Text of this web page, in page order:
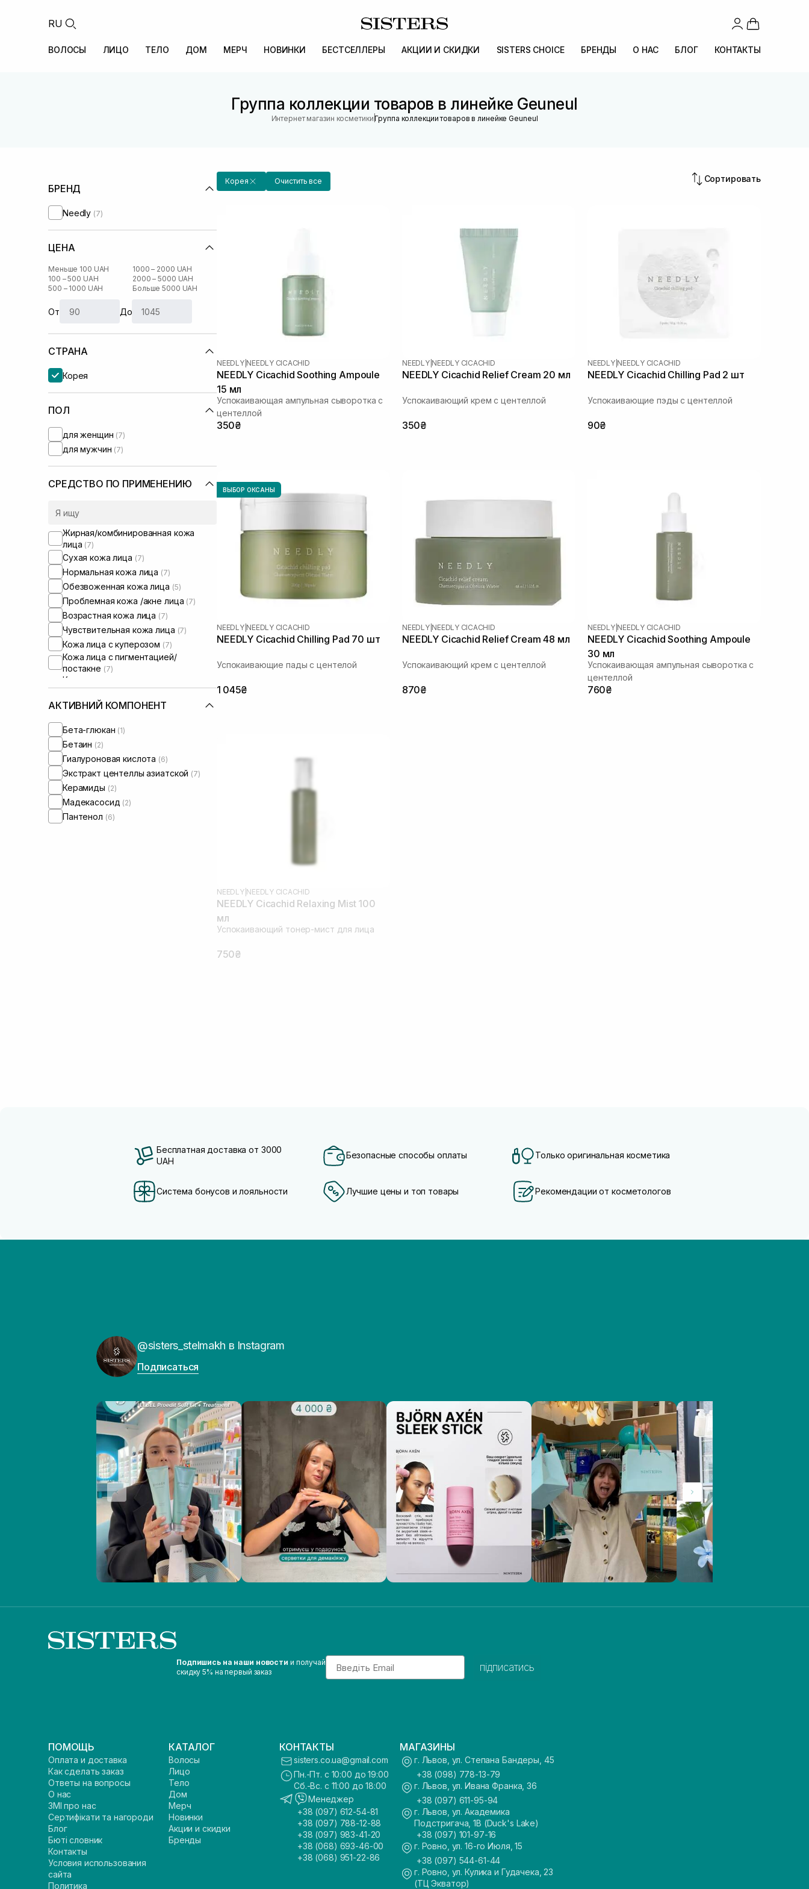
RU
ВОЛОСЫ ЛИЦО ТЕЛО ДОМ МЕРЧ НОВИНКИ БЕСТСЕЛЛЕРЫ АКЦИИ И СКИДКИ SISTERS CHOICE БРЕНДЫ О НАС БЛОГ КОНТАКТЫ
Группа коллекции товаров в линейке Geuneul
Интернет магазин косметики |Группа коллекции товаров в линейке Geuneul
БРЕНД
Needly (7)
ЦЕНА
Меньше 100 UAH
100 – 500 UAH
500 – 1000 UAH
1000 – 2000 UAH
2000 – 5000 UAH
Больше 5000 UAH
От До
СТРАНА
Корея
ПОЛ
для женщин (7)
для мужчин (7)
СРЕДСТВО ПО ПРИМЕНЕНИЮ
Жирная/комбинированная кожа
лица (7)
Сухая кожа лица (7)
Нормальная кожа лица (7)
Обезвоженная кожа лица (5)
Проблемная кожа /акне лица (7)
Возрастная кожа лица (7)
Чувствительная кожа лица (7)
Кожа лица с куперозом (7)
Кожа лица с пигментацией/
постакне (7)
Кожа лица с расширенными порами
Кожа лица с нарушенным
Кожа лица с нарушенным
микробиомом
АКТИВНИЙ КОМПОНЕНТ
Бета-глюкан (1)
Бетаин (2)
Гиалуроновая кислота (6)
Экстракт центеллы азиатской (7)
Керамиды (2)
Мадекасосид (2)
Пантенол (6)
Корея Очистить все Сортировать
NEEDLY| NEEDLY CICACHID
NEEDLY Cicachid Soothing Ampoule
15 мл
Успокаивающая ампульная сыворотка с
центеллой
350₴
NEEDLY| NEEDLY CICACHID
NEEDLY Cicachid Relief Cream 20 мл
Успокаивающий крем с центеллой
350₴
NEEDLY| NEEDLY CICACHID
NEEDLY Cicachid Chilling Pad 2 шт
Успокаивающие пэды с центеллой
90₴
ВЫБОР ОКСАНЫ
NEEDLY| NEEDLY CICACHID
NEEDLY Cicachid Chilling Pad 70 шт
Успокаивающие пады с центелой
1 045₴
NEEDLY| NEEDLY CICACHID
NEEDLY Cicachid Relief Cream 48 мл
Успокаивающий крем с центеллой
870₴
NEEDLY| NEEDLY CICACHID
NEEDLY Cicachid Soothing Ampoule
30 мл
Успокаивающая ампульная сыворотка с
центеллой
760₴
NEEDLY| NEEDLY CICACHID
NEEDLY Cicachid Relaxing Mist 100
мл
Успокаивающий тонер-мист для лица
750₴
Бесплатная доставка от 3000
UAH
Безопасные способы оплаты Только оригинальная косметика
Система бонусов и лояльности Лучшие цены и топ товары Рекомендации от косметологов
@sisters_stelmakh в Instagram
Подписаться
Подпишись на наши новости и получай
скидку 5% на первый заказ
Email
підписатись
ПОМОЩЬ
Оплата и доставка
Как сделать заказ
Ответы на вопросы
О нас
ЗМІ про нас
Сертифікати та нагороди
Блог
Бюті словник
Контакты
Условия использования
сайта
Политика
КАТАЛОГ
Волосы
Лицо
Тело
Дом
Мерч
Новинки
Акции и скидки
Бренды
КОНТАКТЫ
sisters.co.ua@gmail.com
Пн.-Пт. с 10:00 до 19:00
Сб.-Вс. с 11:00 до 18:00
Менеджер
+38 (097) 612-54-81
+38 (097) 788-12-88
+38 (097) 983-41-20
+38 (068) 693-46-00
+38 (068) 951-22-86
МАГАЗИНЫ
г. Львов, ул. Степана Бандеры, 45
+38 (098) 778-13-79
г. Львов, ул. Ивана Франка, 36
+38 (097) 611-95-94
г. Львов, ул. Академика
Подстригача, 1В (Duck's Lake)
+38 (097) 101-97-16
г. Ровно, ул. 16-го Июля, 15
+38 (097) 544-61-44
г. Ровно, ул. Кулика и Гудачека, 23
(ТЦ Экватор)